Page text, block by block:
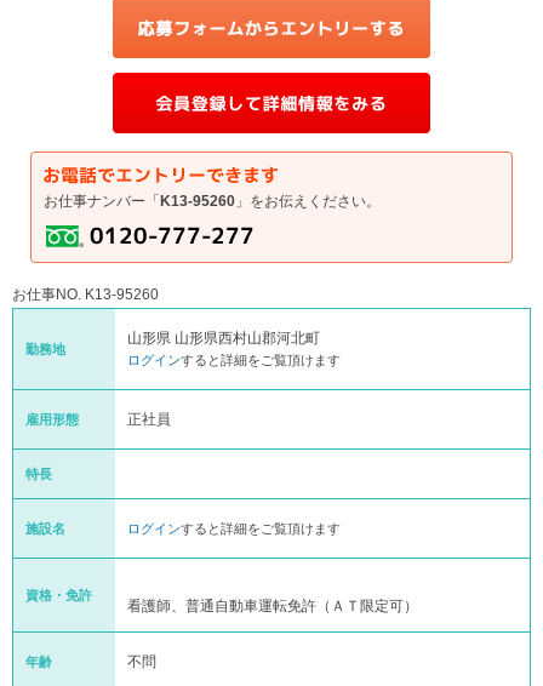
お仕事ナンバー「 K13-95260 」をお伝えください。
お仕事NO. K13-95260
勤務地
山形県 山形県西村山郡河北町
ログインすると詳細をご覧頂けます
雇用形態 正社員
特長
施設名 ログインすると詳細をご覧頂けます
資格・免許
看護師、普通自動車運転免許（ＡＴ限定可）
年齢 不問